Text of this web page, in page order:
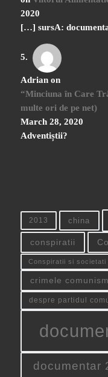
2020
[…] sursA:
Adrian on
“Minciuna în Care
multe ori de pe net)
March 28, 2020
Adventiștii?
2013 china
conspiratii
Conspiratii si societati
crimele
despre partidul
documentar